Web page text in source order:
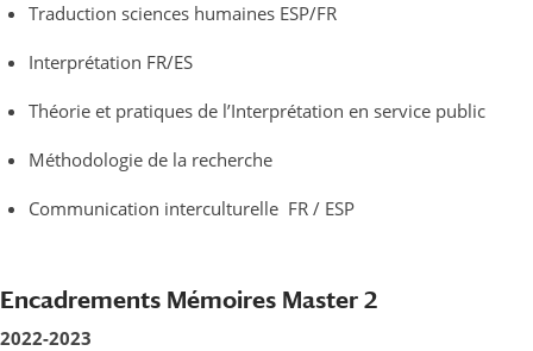
Traduction sciences humaines ESP/FR
Interprétation FR/ES
Théorie et pratiques de l’Interprétation en service public
Méthodologie de la recherche
Communication interculturelle FR / ESP
Encadrements Mémoires Master 2
2022-2023